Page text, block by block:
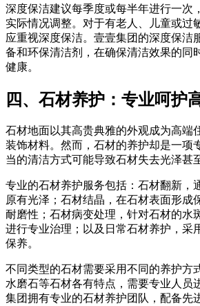
深度保洁建议每季度或每半年进行一次
实际情况调整。对于有老人、儿童或过
应重视深度保洁。壹壹集团的深度保洁
备和环保清洁剂，在确保清洁效果的同
健康。
四、石材养护：专业呵护
石材地面以其高贵典雅的外观成为高端
装饰材料。然而，石材的养护却是一项
当的清洁方式可能导致石材失去光泽甚
专业的石材养护服务包括：石材翻新，
原有光泽；石材结晶，在石材表面形成
耐磨性；石材病变处理，针对石材的水
进行专业治理；以及日常石材养护，采
保养。
不同类型的石材需要采用不同的养护方
水磨石等石材各有特点，需要专业人员
集团拥有专业的石材养护团队，配备先